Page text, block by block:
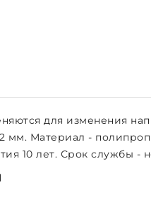
для изменения
мм. Материал -
10 лет. Срок службы -